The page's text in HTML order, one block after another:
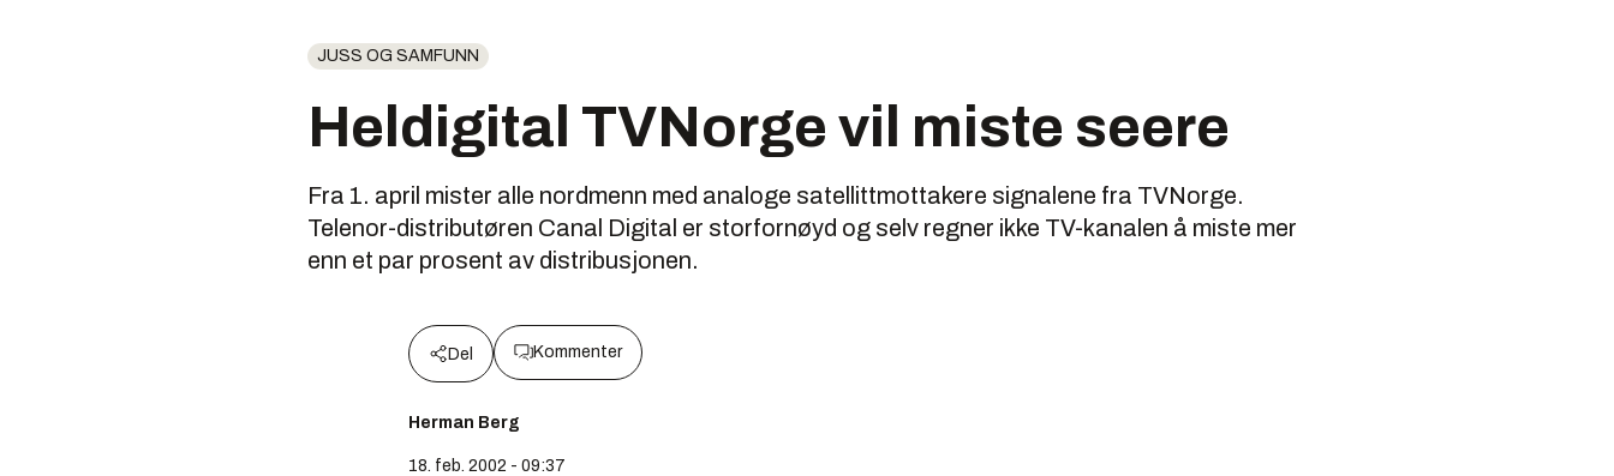
JUSS OG SAMFUNN
Heldigital TVNorge vil miste seere
Fra 1. april mister alle nordmenn med analoge satellittmottakere signalene fra TVNorge.
Telenor-distributøren Canal Digital er storfornøyd og selv regner ikke TV-kanalen å miste mer
enn et par prosent av distribusjonen.
Del Kommenter
Herman Berg
18. feb. 2002 - 09:37